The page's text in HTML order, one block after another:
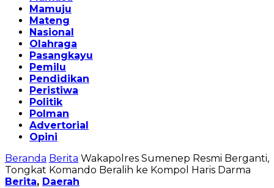
Mamuju
Mateng
Nasional
Olahraga
Pasangkayu
Pemilu
Pendidikan
Peristiwa
Politik
Polman
Advertorial
Opini
Beranda Berita Wakapolres Sumenep Resmi Berganti,
Tongkat Komando Beralih ke Kompol Haris Darma
Berita, Daerah